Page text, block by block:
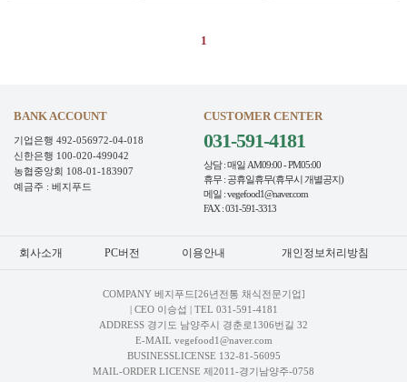
1
BANK ACCOUNT
기업은행 492-056972-04-018
신한은행 100-020-499042
농협중앙회 108-01-183907
예금주 : 베지푸드
CUSTOMER CENTER
031-591-4181
상담 : 매일 AM09:00 - PM05:00
휴무 : 공휴일휴무(휴무시 개별공지)
메일 : vegefood1@naver.com
FAX : 031-591-3313
회사소개 PC버전 이용안내 개인정보처리방침
COMPANY 베지푸드[26년전통 채식전문기업]
| CEO 이승섭 | TEL 031-591-4181
ADDRESS 경기도 남양주시 경춘로1306번길 32
E-MAIL vegefood1@naver.com
BUSINESSLICENSE 132-81-56095
MAIL-ORDER LICENSE 제2011-경기남양주-0758